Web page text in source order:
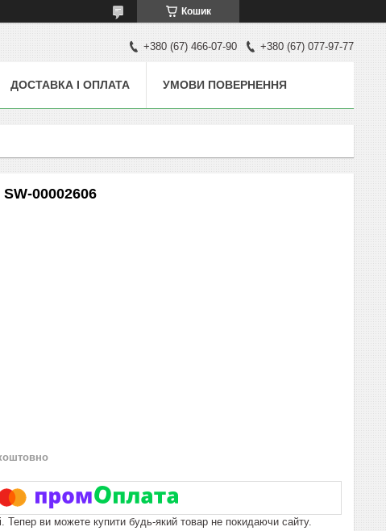
Кошик
+380 (67) 466-07-90 +380 (67) 077-97-77
ДОСТАВКА І ОПЛАТА УМОВИ ПОВЕРНЕННЯ
00002606
Тепер ви можете купити будь-який товар не покидаючи сайту.